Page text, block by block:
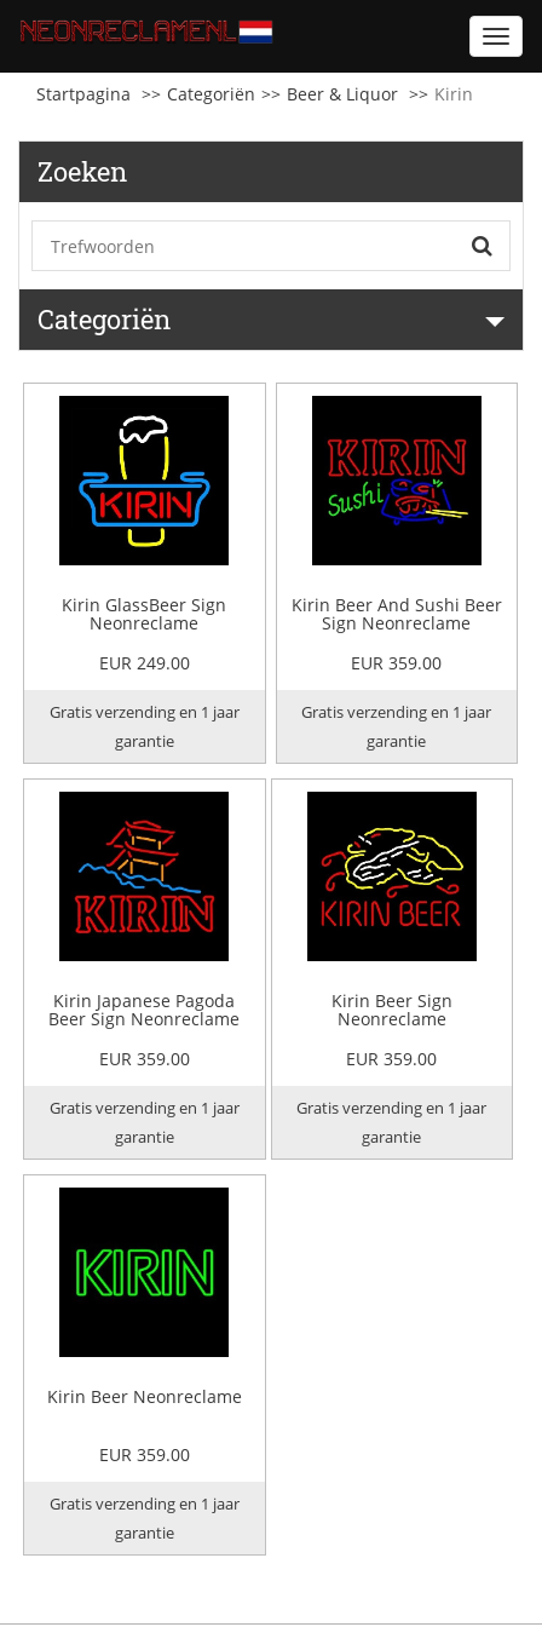
Startpagina
Categoriën Beer & Liquor Kirin
Zoeken
Categoriën
Kirin GlassBeer Sign
Neonreclame
EUR 249.00
Gratis verzending en 1 jaar
garantie
Kirin Beer And Sushi Beer
Sign Neonreclame
EUR 359.00
Gratis verzending en 1 jaar
garantie
Kirin Japanese Pagoda
Beer Sign Neonreclame
EUR 359.00
Gratis verzending en 1 jaar
garantie
Kirin Beer Sign
Neonreclame
EUR 359.00
Gratis verzending en 1 jaar
garantie
Kirin Beer Neonreclame
EUR 359.00
Gratis verzending en 1 jaar
garantie